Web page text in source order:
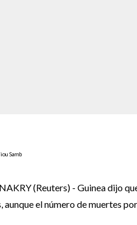
Samb
(Reuters) - Guinea dijo
aunque el número de muertes